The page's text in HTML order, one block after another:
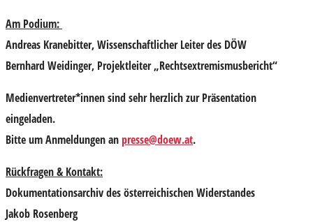
Am Podium:
Andreas Kranebitter, Wissenschaftlicher Leiter des DÖW
Bernhard Weidinger, Projektleiter „Rechtsextremismusbericht“
Medienvertreter*innen sind sehr herzlich zur Präsentation
eingeladen.
Bitte um Anmeldungen anpresse@doew.at.
Rückfragen & Kontakt:
Dokumentationsarchiv des österreichischen Widerstandes
Jakob Rosenberg